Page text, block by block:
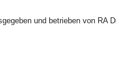
und betrieben von RA